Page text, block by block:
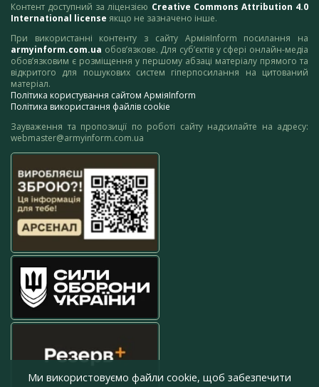
Контент доступний за ліцензією Creative Commons Attribution 4.0
International license якщо не зазначено інше.
При використанні контенту з сайту АрміяInform посилання на
armyinform.com.ua обов’язкове. Для суб’єктів у сфері онлайн-медіа
обов’язковим є розміщення у першому абзаці матеріалу прямого та
відкритого для пошукових систем гіперпосилання на цитований
матеріал.
Політика користування сайтом АрміяInform
Політика використання файлів cookie
Зауваження та пропозиції по роботі сайту надсилайте на адресу:
webmaster@armyinform.com.ua
Ми використовуємо файли cookie, щоб забезпечити